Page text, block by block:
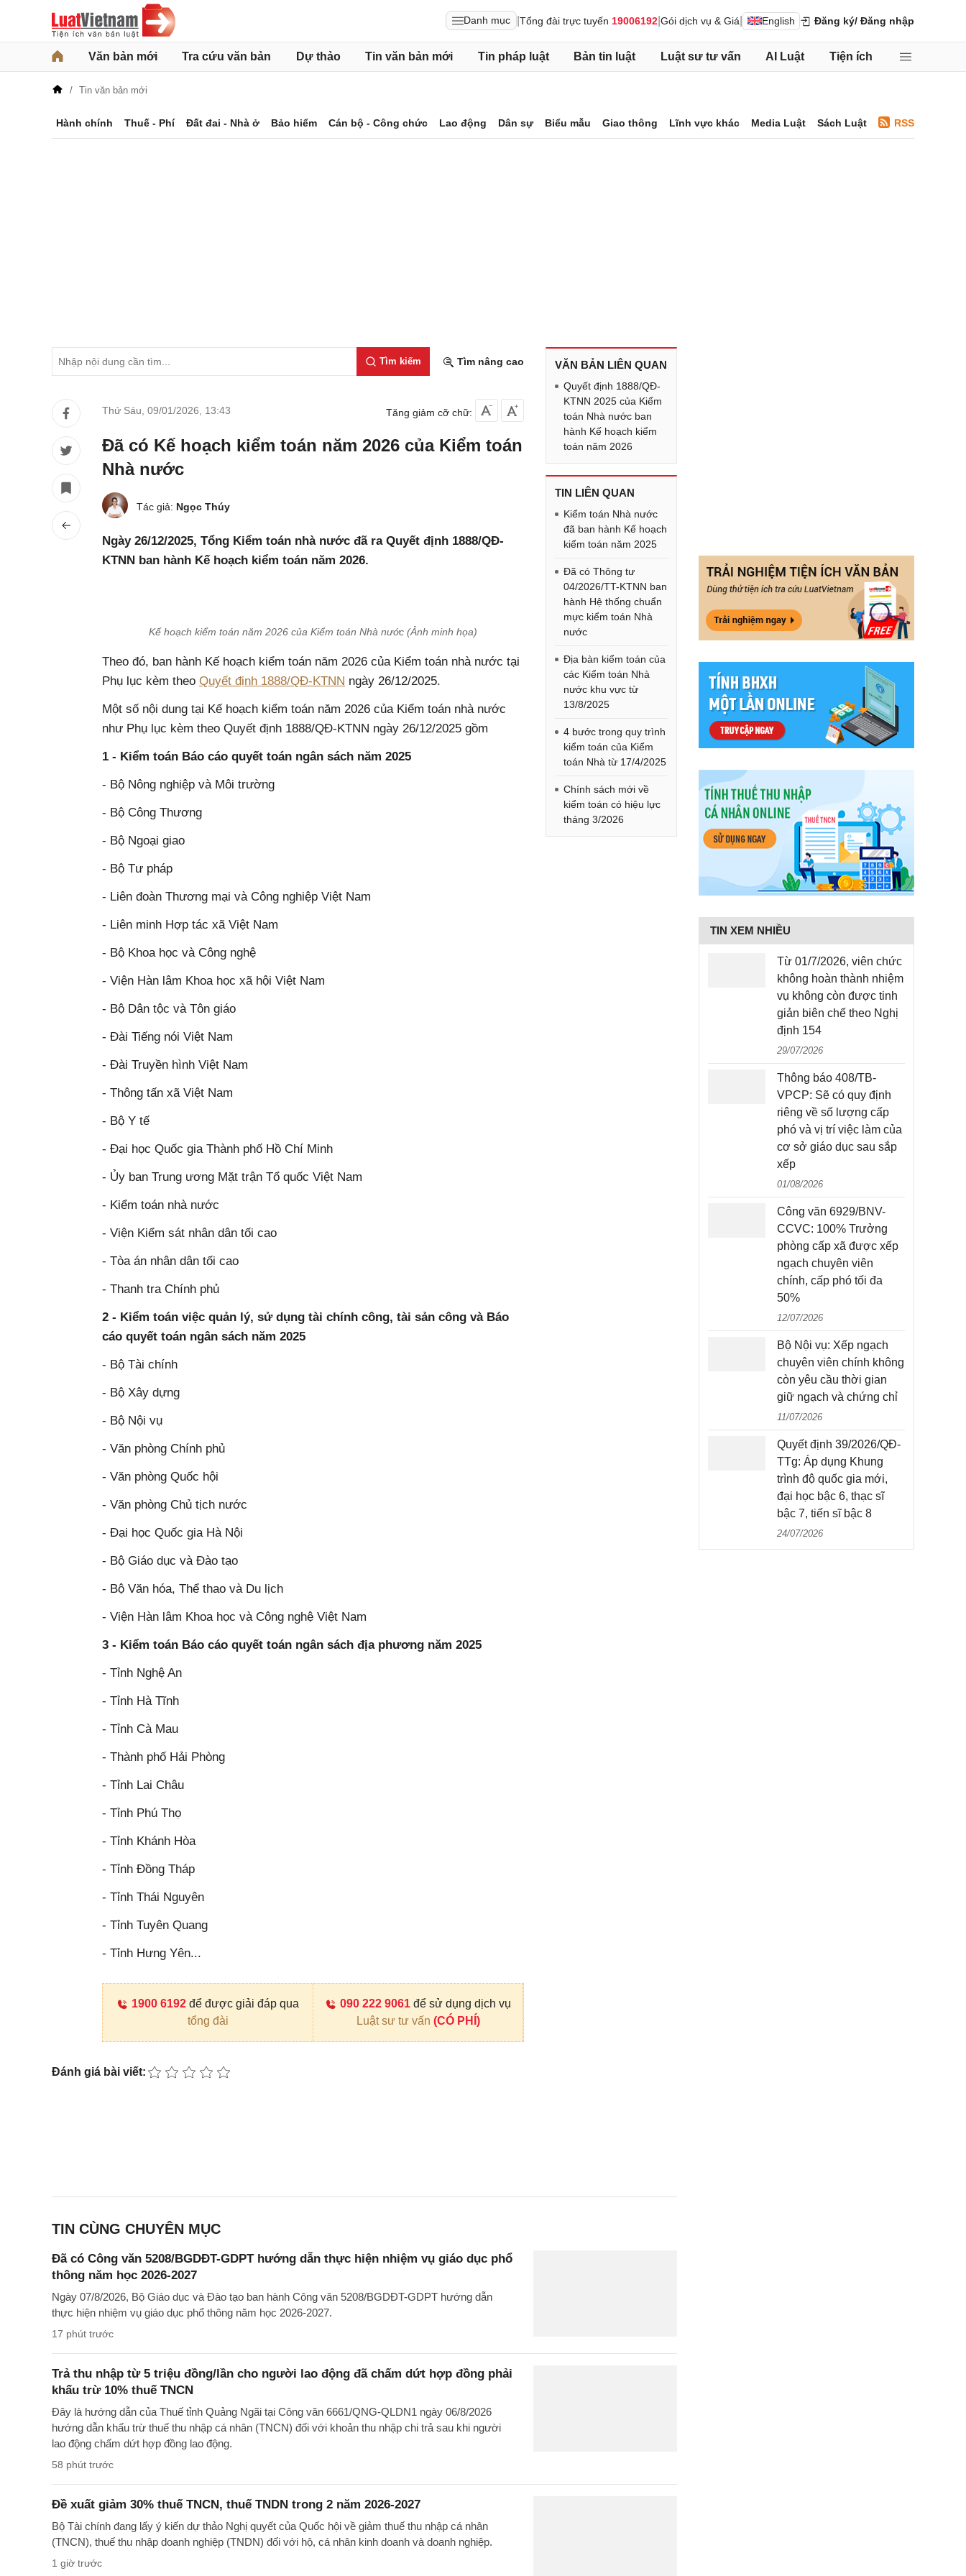
Danh mục Tổng đài trực tuyến 19006192 Gói dịch vụ & Giá English Đăng ký/ Đăng nhập
Văn bản mới Tra cứu văn bản Dự thảo Tin văn bản mới Tin pháp luật Bản tin luật Luật sư tư vấn AI Luật Tiện ích
Tin văn bản mới
Hành chính Thuế - Phí Đất đai - Nhà ở Bảo hiểm Cán bộ - Công chức Lao động Dân sự Biểu mẫu Giao thông Lĩnh vực khác Media Luật Sách Luật RSS
Tìm kiếm Tìm nâng cao
Thứ Sáu, 09/01/2026 13:43 Tăng giảm cỡ chữ:
Đã có Kế hoạch kiểm toán năm 2026 của Kiểm toán
Nhà nước
Tác giả: Ngọc Thúy
Ngày 26/12/2025, Tổng Kiểm toán nhà nước đã ra Quyết định 1888/QĐ-
KTNN ban hành Kế hoạch kiểm toán năm 2026.
Kế hoạch kiểm toán năm 2026 của Kiểm toán Nhà nước (Ảnh minh họa)
Theo đó, ban hành Kế hoạch kiểm toán năm 2026 của Kiểm toán nhà nước tại
Phụ lục kèm theo Quyết định 1888/QĐ-KTNN ngày 26/12/2025.
Một số nội dung tại Kế hoạch kiểm toán năm 2026 của Kiểm toán nhà nước
như Phụ lục kèm theo Quyết định 1888/QĐ-KTNN ngày 26/12/2025 gồm
1 - Kiểm toán Báo cáo quyết toán ngân sách năm 2025
- Bộ Nông nghiệp và Môi trường
- Bộ Công Thương
- Bộ Ngoại giao
- Bộ Tư pháp
- Liên đoàn Thương mại và Công nghiệp Việt Nam
- Liên minh Hợp tác xã Việt Nam
- Bộ Khoa học và Công nghệ
- Viện Hàn lâm Khoa học xã hội Việt Nam
- Bộ Dân tộc và Tôn giáo
- Đài Tiếng nói Việt Nam
- Đài Truyền hình Việt Nam
- Thông tấn xã Việt Nam
- Bộ Y tế
- Đại học Quốc gia Thành phố Hồ Chí Minh
- Ủy ban Trung ương Mặt trận Tổ quốc Việt Nam
- Kiểm toán nhà nước
- Viện Kiểm sát nhân dân tối cao
- Tòa án nhân dân tối cao
- Thanh tra Chính phủ
2 - Kiểm toán việc quản lý, sử dụng tài chính công, tài sản công và Báo
cáo quyết toán ngân sách năm 2025
- Bộ Tài chính
- Bộ Xây dựng
- Bộ Nội vụ
- Văn phòng Chính phủ
- Văn phòng Quốc hội
- Văn phòng Chủ tịch nước
- Đại học Quốc gia Hà Nội
- Bộ Giáo dục và Đào tạo
- Bộ Văn hóa, Thể thao và Du lịch
- Viện Hàn lâm Khoa học và Công nghệ Việt Nam
3 - Kiểm toán Báo cáo quyết toán ngân sách địa phương năm 2025
- Tỉnh Nghệ An
- Tỉnh Hà Tĩnh
- Tỉnh Cà Mau
- Thành phố Hải Phòng
- Tỉnh Lai Châu
- Tỉnh Phú Thọ
- Tỉnh Khánh Hòa
- Tỉnh Đồng Tháp
- Tỉnh Thái Nguyên
- Tỉnh Tuyên Quang
- Tỉnh Hưng Yên...
1900 6192 để được giải đáp qua
tổng đài
090 222 9061 để sử dụng dịch vụ
Luật sư tư vấn (CÓ PHÍ)
Đánh giá bài viết:
VĂN BẢN LIÊN QUAN
Quyết định 1888/QĐ-
KTNN 2025 của Kiểm
toán Nhà nước ban
hành Kế hoạch kiểm
toán năm 2026
TIN LIÊN QUAN
Kiểm toán Nhà nước
đã ban hành Kế hoạch
kiểm toán năm 2025
Đã có Thông tư
04/2026/TT-KTNN ban
hành Hệ thống chuẩn
mực kiểm toán Nhà
nước
Địa bàn kiểm toán của
các Kiểm toán Nhà
nước khu vực từ
13/8/2025
4 bước trong quy trình
kiểm toán của Kiểm
toán Nhà từ 17/4/2025
Chính sách mới về
kiểm toán có hiệu lực
tháng 3/2026
TIN CÙNG CHUYÊN MỤC
Đã có Công văn 5208/BGDĐT-GDPT hướng dẫn thực hiện nhiệm vụ giáo dục phổ
thông năm học 2026-2027
Ngày 07/8/2026, Bộ Giáo dục và Đào tạo ban hành Công văn 5208/BGDĐT-GDPT hướng dẫn
thực hiện nhiệm vụ giáo dục phổ thông năm học 2026-2027.
17 phút trước
Trả thu nhập từ 5 triệu đồng/lần cho người lao động đã chấm dứt hợp đồng phải
khấu trừ 10% thuế TNCN
Đây là hướng dẫn của Thuế tỉnh Quảng Ngãi tại Công văn 6661/QNG-QLDN1 ngày 06/8/2026
hướng dẫn khấu trừ thuế thu nhập cá nhân (TNCN) đối với khoản thu nhập chi trả sau khi người
lao động chấm dứt hợp đồng lao động.
58 phút trước
Đề xuất giảm 30% thuế TNCN, thuế TNDN trong 2 năm 2026-2027
Bộ Tài chính đang lấy ý kiến dự thảo Nghị quyết của Quốc hội về giảm thuế thu nhập cá nhân
(TNCN), thuế thu nhập doanh nghiệp (TNDN) đối với hộ, cá nhân kinh doanh và doanh nghiệp.
1 giờ trước
TIN XEM NHIỀU
Từ 01/7/2026, viên chức
không hoàn thành nhiệm
vụ không còn được tinh
giản biên chế theo Nghị
định 154
29/07/2026
Thông báo 408/TB-
VPCP: Sẽ có quy định
riêng về số lượng cấp
phó và vị trí việc làm của
cơ sở giáo dục sau sắp
xếp
01/08/2026
Công văn 6929/BNV-
CCVC: 100% Trưởng
phòng cấp xã được xếp
ngạch chuyên viên
chính, cấp phó tối đa
50%
12/07/2026
Bộ Nội vụ: Xếp ngạch
chuyên viên chính không
còn yêu cầu thời gian
giữ ngạch và chứng chỉ
11/07/2026
Quyết định 39/2026/QĐ-
TTg: Áp dụng Khung
trình độ quốc gia mới,
đại học bậc 6, thạc sĩ
bậc 7, tiến sĩ bậc 8
24/07/2026